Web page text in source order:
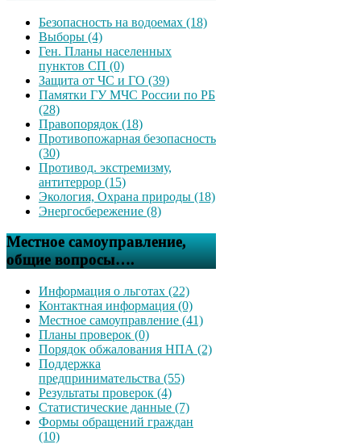
Безопасность на водоемах (18)
Выборы (4)
Ген. Планы населенных
пунктов СП (0)
Защита от ЧС и ГО (39)
Памятки ГУ МЧС России по РБ
(28)
Правопорядок (18)
Противопожарная безопасность
(30)
Противод. экстремизму,
антитеррор (15)
Экология, Охрана природы (18)
Энергосбережение (8)
Местное самоуправление,
общие вопросы….
Информация о льготах (22)
Контактная информация (0)
Местное самоуправление (41)
Планы проверок (0)
Порядок обжалования НПА (2)
Поддержка
предпринимательства (55)
Результаты проверок (4)
Статистические данные (7)
Формы обращений граждан
(10)